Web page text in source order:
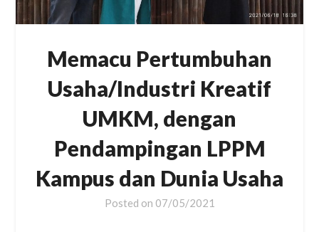
Memacu Pertumbuhan
Usaha/Industri Kreatif
UMKM, dengan
Pendampingan LPPM
Kampus dan Dunia Usaha
Posted on 07/05/2021